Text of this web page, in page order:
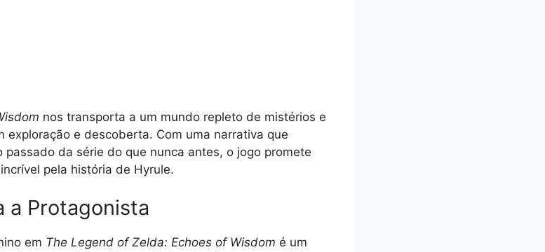
nos transporta a um mundo repleto de mistérios e
exploração e descoberta. Com uma narrativa que
da série do que nunca antes, o jogo promete
pela história de Hyrule.
a Protagonista
em The Legend of Zelda: Echoes of Wisdom é um